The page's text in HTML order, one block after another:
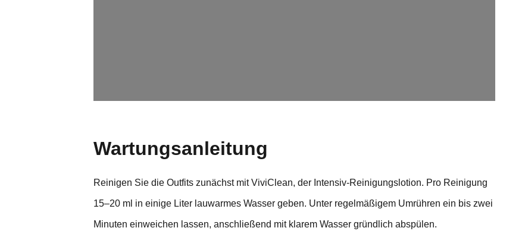
Wartungsanleitung
Reinigen Sie die Outfits zunächst mit ViviClean, der Intensiv-Reinigungslotion. Pro Reinigung
15–20 ml in einige Liter lauwarmes Wasser geben. Unter regelmäßigem Umrühren ein bis zwei
Minuten einweichen lassen, anschließend mit klarem Wasser gründlich abspülen.